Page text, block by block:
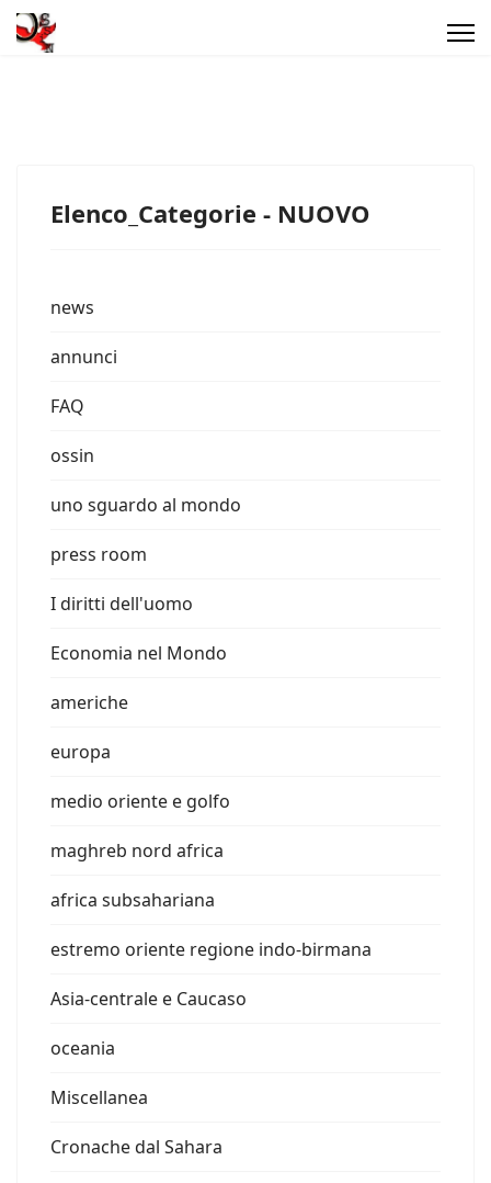
Elenco_Categorie - NUOVO
news
annunci
FAQ
ossin
uno sguardo al mondo
press room
I diritti dell'uomo
Economia nel Mondo
americhe
europa
medio oriente e golfo
maghreb nord africa
africa subsahariana
estremo oriente regione indo-birmana
Asia-centrale e Caucaso
oceania
Miscellanea
Cronache dal Sahara